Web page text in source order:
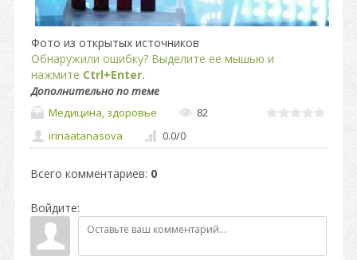
Фото из открытых источников
Обнаружили ошибку? Выделите ее мышью и
нажмите Ctrl+Enter.
Дополнительно по теме
Медицина, здоровье
82
irinaatanasova
0.0/0
Всего комментариев: 0
Войдите: